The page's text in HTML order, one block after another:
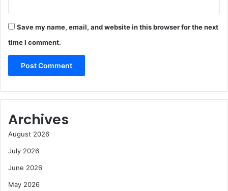
Save my name, email, and website in this browser for the next
time I comment.
Archives
August 2026
July 2026
June 2026
May 2026